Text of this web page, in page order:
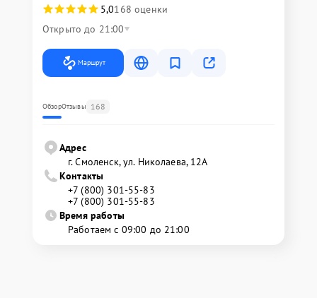
5,0168 оценки
Открыто до 21:00
Маршрут
ОбзорОтзывы 168
Адрес
г. Смоленск, ул. Николаева, 12А
Контакты
+7 (800) 301-55-83
+7 (800) 301-55-83
Время работы
Работаем с 09:00 до 21:00